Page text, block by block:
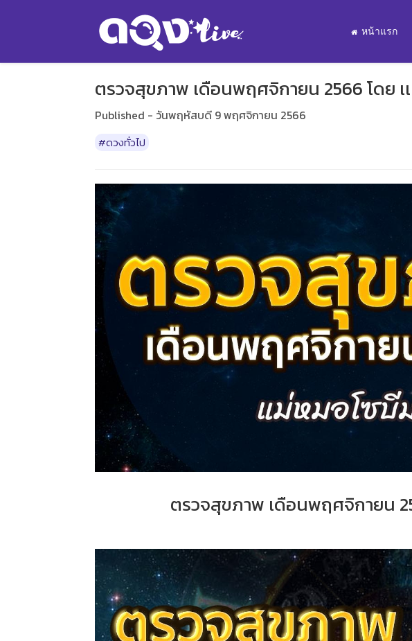
หน้าแรก
ตรวจสุขภาพ เดือนพฤศจิกายน 2566 โดย เ
Published - วันพฤหัสบดี 9 พฤศจิกายน 2566
#ดวงทั่วไป
ตรวจสุขภาพ เดือนพฤศจิกายน